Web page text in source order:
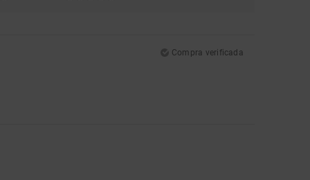
Compra verificada